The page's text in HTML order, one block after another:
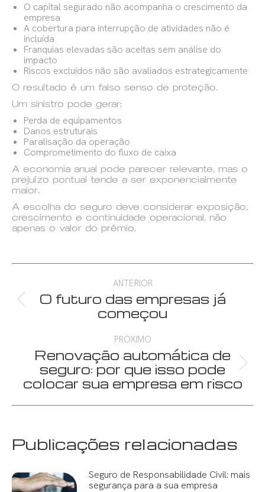
O capital segurado não acompanha o crescimento da
empresa
A cobertura para interrupção de atividades não é
incluída
Franquias elevadas são aceitas sem análise do
impacto
Riscos excluídos não são avaliados estrategicamente
O resultado é um falso senso de proteção.
Um sinistro pode gerar:
Perda de equipamentos
Danos estruturais
Paralisação da operação
Comprometimento do fluxo de caixa
A economia anual pode parecer relevante, mas o
prejuízo pontual tende a ser exponencialmente
maior.
A escolha do seguro deve considerar exposição,
crescimento e continuidade operacional, não
apenas o valor do prêmio.
Navegação
de
ANTERIOR
Post
anterior:
O futuro das empresas já
começou
PRÓXIMO
Próximo
post:
Renovação automática de
seguro: por que isso pode
colocar sua empresa em risco
Publicações relacionadas
Seguro de Responsabilidade Civil: mais
segurança para a sua empresa